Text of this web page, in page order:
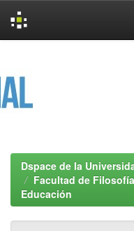
Dspace de la
Facultad de
Educación